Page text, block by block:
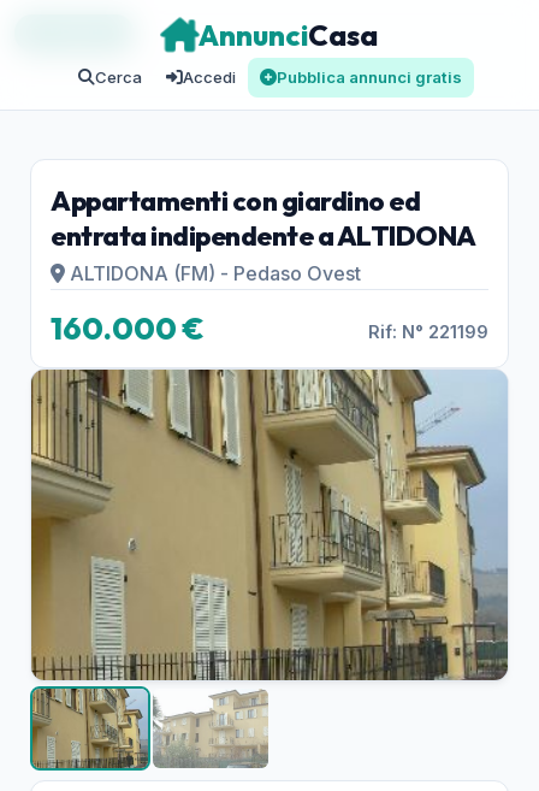
AnnunciCasa
Cerca Accedi Pubblica annunci gratis
Appartamenti con giardino ed
entrata indipendente a ALTIDONA
ALTIDONA (FM) - Pedaso Ovest
160.000 € Rif: N° 221199